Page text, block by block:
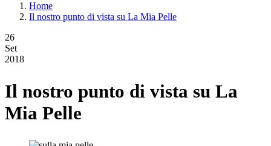
Home
Il nostro punto di vista su La Mia Pelle
26
Set
2018
Il nostro punto di vista su La
Mia Pelle